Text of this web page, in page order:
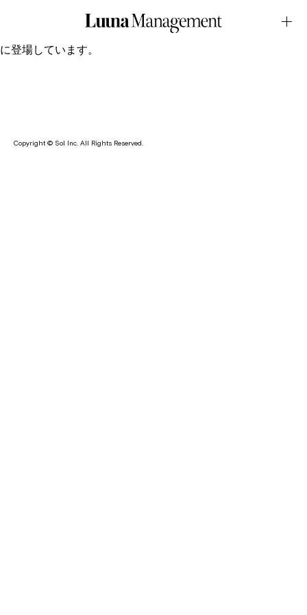
ジュリアンヌが天然素材・やさしい色使いにこだわったインナ
ー＆ウェアを取り扱うブランド・KID BLUE の2025 AW LOOK
に登場しています。
Copyright © Sol Inc. All Rights Reserved.